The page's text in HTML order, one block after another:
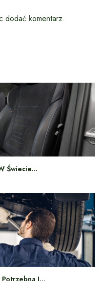
dodać komentarz.
Świecie…
Potrzebna I…